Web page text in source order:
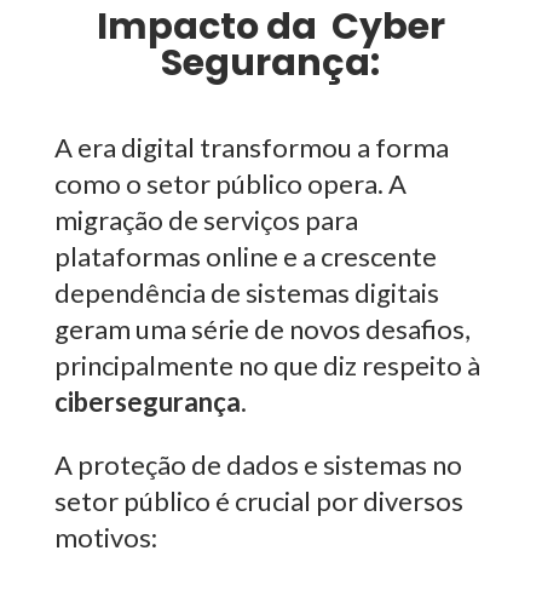
Impacto da Cyber
Segurança:
A era digital transformou a forma
como o setor público opera. A
migração de serviços para
plataformas online e a crescente
dependência de sistemas digitais
geram uma série de novos desafios,
principalmente no que diz respeito à
cibersegurança.
A proteção de dados e sistemas no
setor público é crucial por diversos
motivos: